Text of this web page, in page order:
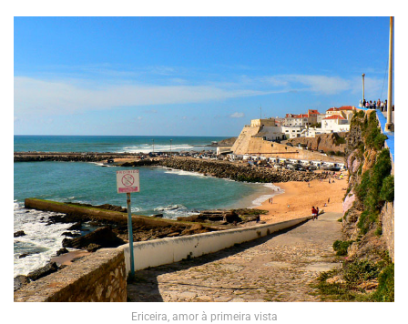
Ericeira, amor à primeira vista